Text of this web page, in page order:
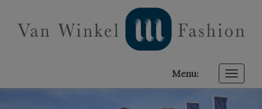
Menu:
Toggle